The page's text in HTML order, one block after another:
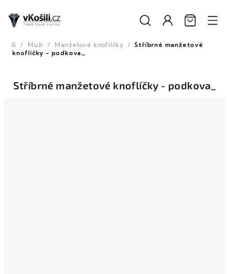
obsah
Domů
/ Muži / Manžetové knoflíčky / Stříbrné manžetové
knoflíčky - podkova_
Stříbrné manžetové knoflíčky - podkova_